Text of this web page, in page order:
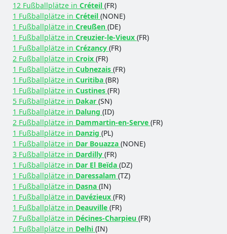
12 Fußballplätze in Créteil (FR)
1 Fußballplätze in Créteil (NONE)
1 Fußballplätze in Creußen (DE)
1 Fußballplätze in Creuzier-le-Vieux (FR)
1 Fußballplätze in Crézancy (FR)
2 Fußballplätze in Croix (FR)
1 Fußballplätze in Cubnezais (FR)
1 Fußballplätze in Curitiba (BR)
1 Fußballplätze in Custines (FR)
5 Fußballplätze in Dakar (SN)
1 Fußballplätze in Dalung (ID)
2 Fußballplätze in Dammartin-en-Serve (FR)
1 Fußballplätze in Danzig (PL)
1 Fußballplätze in Dar Bouazza (NONE)
3 Fußballplätze in Dardilly (FR)
1 Fußballplätze in Dar El Beïda (DZ)
1 Fußballplätze in Daressalam (TZ)
1 Fußballplätze in Dasna (IN)
1 Fußballplätze in Davézieux (FR)
1 Fußballplätze in Deauville (FR)
7 Fußballplätze in Décines-Charpieu (FR)
1 Fußballplätze in Delhi (IN)